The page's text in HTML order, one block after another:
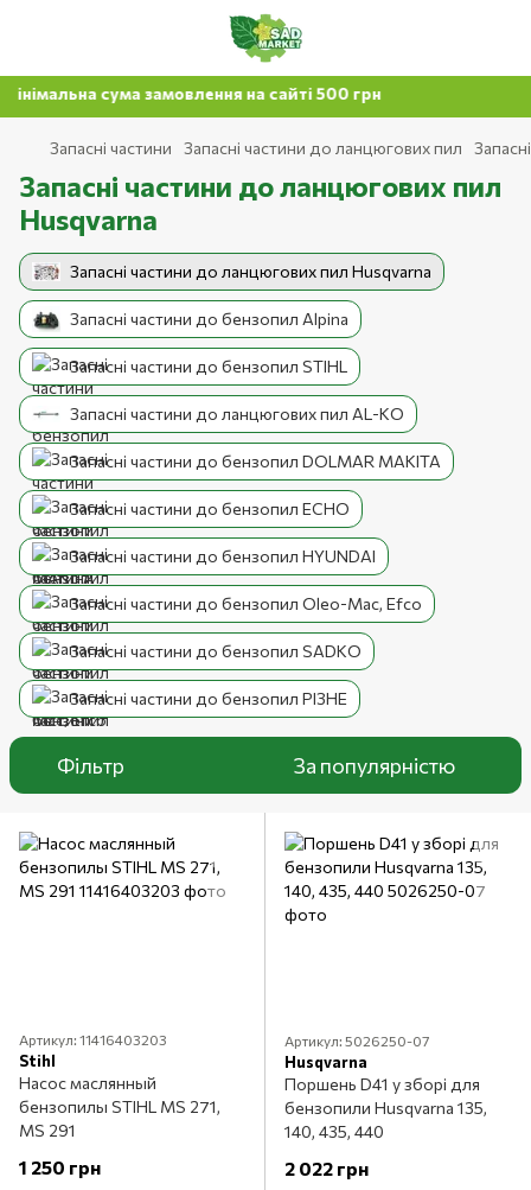
сума замовлення на сайті 500 грн
Запасні частини Запасні частини до ланцюгових пил
Запасні частини до ланцюгових пил
Husqvarna
Запасні частини до ланцюгових пил Husqvarna
Запасні частини до бензопил Alpina
Запасні частини до бензопил STIHL
Запасні частини до ланцюгових пил AL-KO
Запасні частини до бензопил DOLMAR MAKITA
Запасні частини до бензопил ECHO
Запасні частини до бензопил HYUNDAI
Запасні частини до бензопил Oleo-Mac, Efco
Запасні частини до бензопил SADKO
Запасні частини до бензопил РІЗНЕ
Фільтр За популярністю
Артикул: 11416403203
Stihl
Насос маслянный
бензопилы STIHL MS 271,
MS 291
1 250 грн
Артикул: 5026250-07
Husqvarna
Поршень D41 у зборі для
бензопили Husqvarna 135,
140, 435, 440
2 022 грн